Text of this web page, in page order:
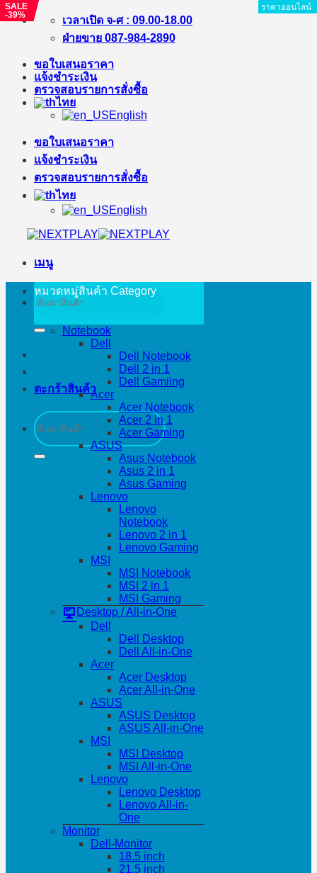
ข้าม
เนื้อหา
เวลาเปิด จ-ศ : 09.00-18.00
ฝ่ายขาย 087-984-2890
ขอใบเสนอราคา
แจ้งชำระเงิน
ตรวจสอบรายการสั่งซื้อ
ไทย
English
ขอใบเสนอราคา
แจ้งชำระเงิน
ตรวจสอบรายการสั่งซื้อ
ไทย
English
เมนู
ค้นหา:
ตะกร้าสินค้า
ค้นหา:
หมวดหมู่สินค้า Category
Notebook
Dell
Dell Notebook
Dell 2 in 1
Dell Gamiing
Acer
Acer Notebook
Acer 2 in 1
Acer Gaming
ASUS
Asus Notebook
Asus 2 in 1
Asus Gaming
Lenovo
Lenovo
Notebook
Lenovo 2 in 1
Lenovo Gaming
MSI
MSI Notebook
MSI 2 in 1
MSI Gaming
Desktop / All-in-One
Dell
Dell Desktop
Dell All-in-One
Acer
Acer Desktop
Acer All-in-One
ASUS
ASUS Desktop
ASUS All-in-One
MSI
MSI Desktop
MSI All-in-One
Lenovo
Lenovo Desktop
Lenovo All-in-
One
Monitor
Dell-Monitor
18.5 inch
21.5 inch
SALE
-39%
ราคาออนไลน์
SALE
-%
ราคาออนไลน์
SALE
-%
ราคาออนไลน์
SALE
-%
ราคาออนไลน์
SALE
-%
ราคาออนไลน์
SALE
-%
ราคาออนไลน์
SALE
-20%
ราคาออนไลน์
SALE
-21%
ราคาออนไลน์
SALE
-5%